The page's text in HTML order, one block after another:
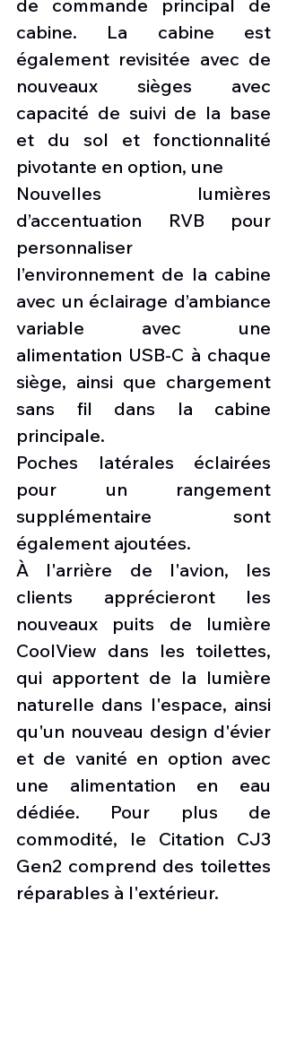
de commande principal de
cabine. La cabine est
également revisitée avec de
nouveaux sièges avec
capacité de suivi de la base
et du sol et fonctionnalité
pivotante en option, une
Nouvelles lumières
d’accentuation RVB pour
personnaliser
l’environnement de la cabine
avec un éclairage d’ambiance
variable avec une
alimentation USB-C à chaque
siège, ainsi que chargement
sans fil dans la cabine
principale.
Poches latérales éclairées
pour un rangement
supplémentaire sont
également ajoutées.
À l'arrière de l'avion, les
clients apprécieront les
nouveaux puits de lumière
CoolView dans les toilettes,
qui apportent de la lumière
naturelle dans l'espace, ainsi
qu'un nouveau design d'évier
et de vanité en option avec
une alimentation en eau
dédiée. Pour plus de
commodité, le Citation CJ3
Gen2 comprend des toilettes
réparables à l'extérieur.